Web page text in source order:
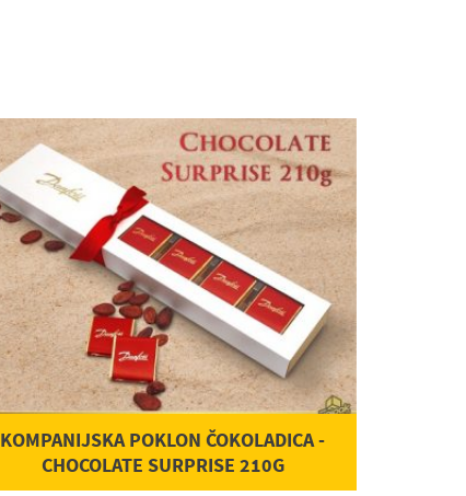
KOMPANIJSKA POKLON ČOKOLADICA -
CHOCOLATE SURPRISE 210G